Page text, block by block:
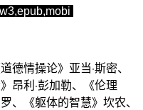
情操论》亚当·斯密、
昂利·彭加勒、《伦理
、《躯体的智慧》坎农、